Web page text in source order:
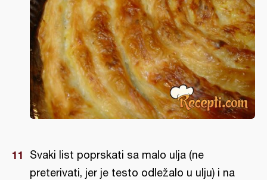
Svaki list poprskati sa malo ulja (ne
preterivati, jer je testo odležalo u ulju) i na